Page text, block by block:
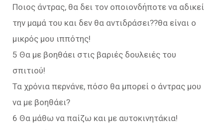
Ποιος άντρας, θα δει τον οποιονδήποτε να αδικεί
την μαμά του και δεν θα αντιδράσει??θα είναι ο
μικρός μου ιππότης!
5 Θα με βοηθάει στις βαριές δουλειές του
σπιτιού!
Τα χρόνια περνάνε, πόσο θα μπορεί ο άντρας μου
να με βοηθάει?
6 Θα μάθω να παίζω και με αυτοκινητάκια!